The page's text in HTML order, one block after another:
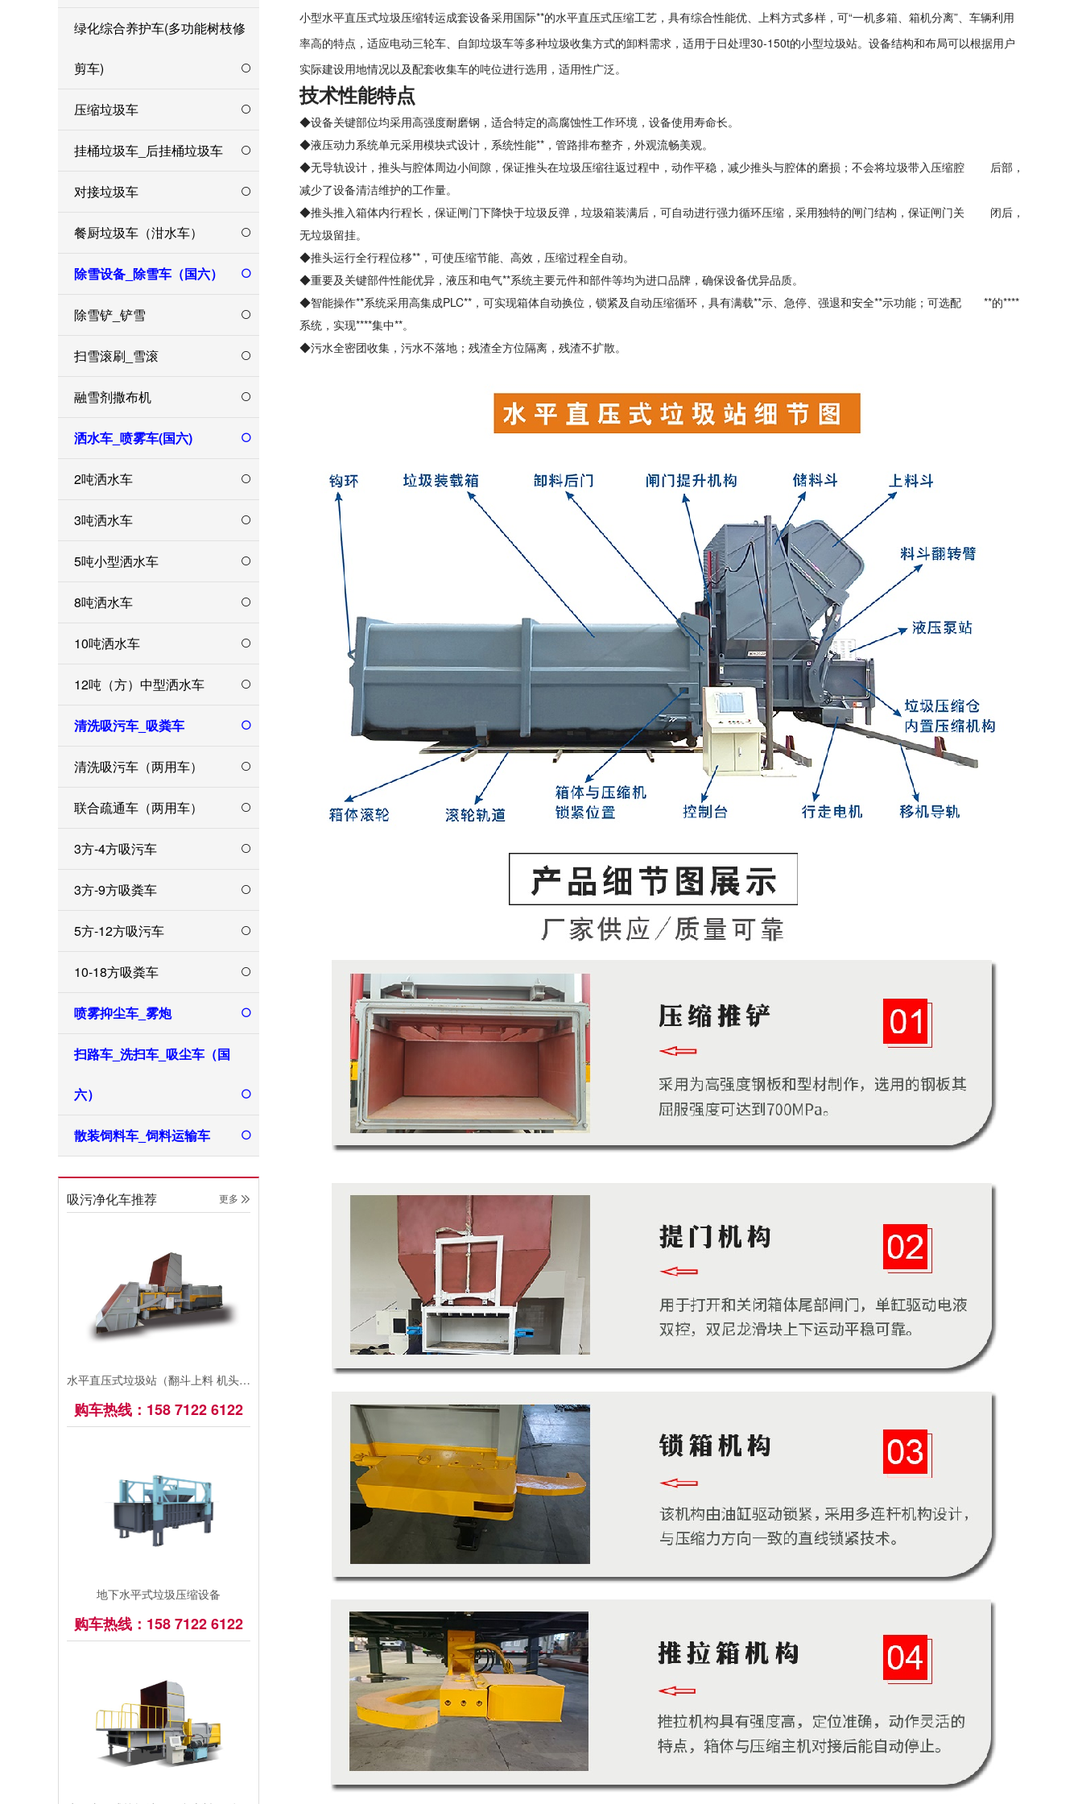
绿化综合养护车(多功能树枝修
剪车)
压缩垃圾车
挂桶垃圾车_后挂桶垃圾车
对接垃圾车
餐厨垃圾车（泔水车）
除雪设备_除雪车（国六）
除雪铲_铲雪
扫雪滚刷_雪滚
融雪剂撒布机
洒水车_喷雾车(国六)
2吨洒水车
3吨洒水车
5吨小型洒水车
8吨洒水车
10吨洒水车
12吨（方）中型洒水车
清洗吸污车_吸粪车
清洗吸污车（两用车）
联合疏通车（两用车）
3方-4方吸污车
3方-9方吸粪车
5方-12方吸污车
10-18方吸粪车
喷雾抑尘车_雾炮
扫路车_洗扫车_吸尘车（国
六）
散装饲料车_饲料运输车
吸污净化车推荐 更多 
水平直压式垃圾站（翻斗上料 机头移动）
购车热线：158 7122 6122
地下水平式垃圾压缩设备
购车热线：158 7122 6122
小型水平直压式垃圾压缩转运成套设备采用国际**的水平直压式压缩工艺，具有综合性能优、上料方式多样，可“一机多箱、箱机分离”、车辆利用
率高的特点，适应电动三轮车、自卸垃圾车等多种垃圾收集方式的卸料需求，适用于日处理30-150t的小型垃圾站。设备结构和布局可以根据用户
实际建设用地情况以及配套收集车的吨位进行选用，适用性广泛。
技术性能特点
◆设备关键部位均采用高强度耐磨钢，适合特定的高腐蚀性工作环境，设备使用寿命长。
◆液压动力系统单元采用模块式设计，系统性能**，管路排布整齐，外观流畅美观。
◆无导轨设计，推头与腔体周边小间隙，保证推头在垃圾压缩往返过程中，动作平稳，减少推头与腔体的磨损；不会将垃圾带入压缩腔 后部，
减少了设备清洁维护的工作量。
◆推头推入箱体内行程长，保证闸门下降快于垃圾反弹，垃圾箱装满后，可自动进行强力循环压缩，采用独特的闸门结构，保证闸门关 闭后，
无垃圾留挂。
◆推头运行全行程位移**，可使压缩节能、高效，压缩过程全自动。
◆重要及关键部件性能优异，液压和电气**系统主要元件和部件等均为进口品牌，确保设备优异品质。
◆智能操作**系统采用高集成PLC**，可实现箱体自动换位，锁紧及自动压缩循环，具有满载**示、急停、强退和安全**示功能；可选配 **的****
系统，实现****集中**。
◆污水全密团收集，污水不落地；残渣全方位隔离，残渣不扩散。